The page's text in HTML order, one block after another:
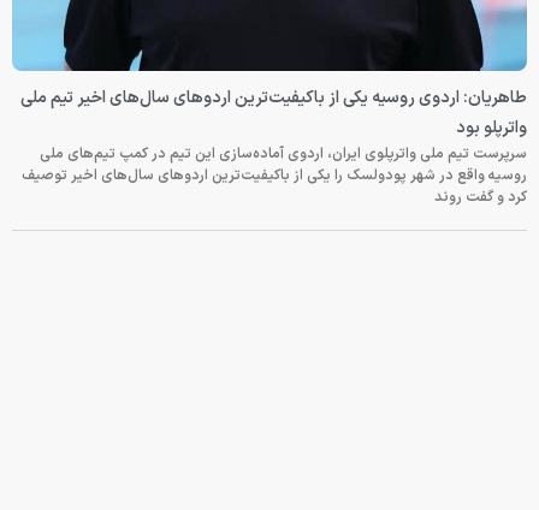
طاهریان: اردوی روسیه یکی از باکیفیت‌ترین اردوهای سال‌های اخیر تیم ملی
واترپلو بود
سرپرست تیم ملی واترپلوی ایران، اردوی آماده‌سازی این تیم در کمپ تیم‌های ملی
روسیه واقع در شهر پودولسک را یکی از باکیفیت‌ترین اردوهای سال‌های اخیر توصیف
کرد و گفت روند